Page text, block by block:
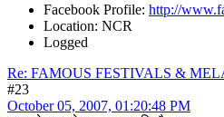
Facebook Profile: http://
Location: NCR
Logged
Re: FAMOUS FESTIVALS &
#23
October 05, 2007, 01:20:48 PM